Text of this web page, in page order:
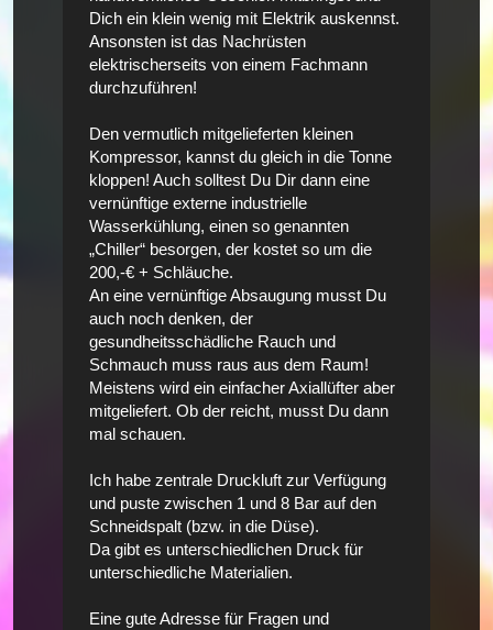
Dich ein klein wenig mit Elektrik auskennst.
Ansonsten ist das Nachrüsten
elektrischerseits von einem Fachmann
durchzuführen!
Den vermutlich mitgelieferten kleinen
Kompressor, kannst du gleich in die Tonne
kloppen! Auch solltest Du Dir dann eine
vernünftige externe industrielle
Wasserkühlung, einen so genannten
„Chiller“ besorgen, der kostet so um die
200,-€ + Schläuche.
An eine vernünftige Absaugung musst Du
auch noch denken, der
gesundheitsschädliche Rauch und
Schmauch muss raus aus dem Raum!
Meistens wird ein einfacher Axiallüfter aber
mitgeliefert. Ob der reicht, musst Du dann
mal schauen.
Ich habe zentrale Druckluft zur Verfügung
und puste zwischen 1 und 8 Bar auf den
Schneidspalt (bzw. in die Düse).
Da gibt es unterschiedlichen Druck für
unterschiedliche Materialien.
Eine gute Adresse für Fragen und